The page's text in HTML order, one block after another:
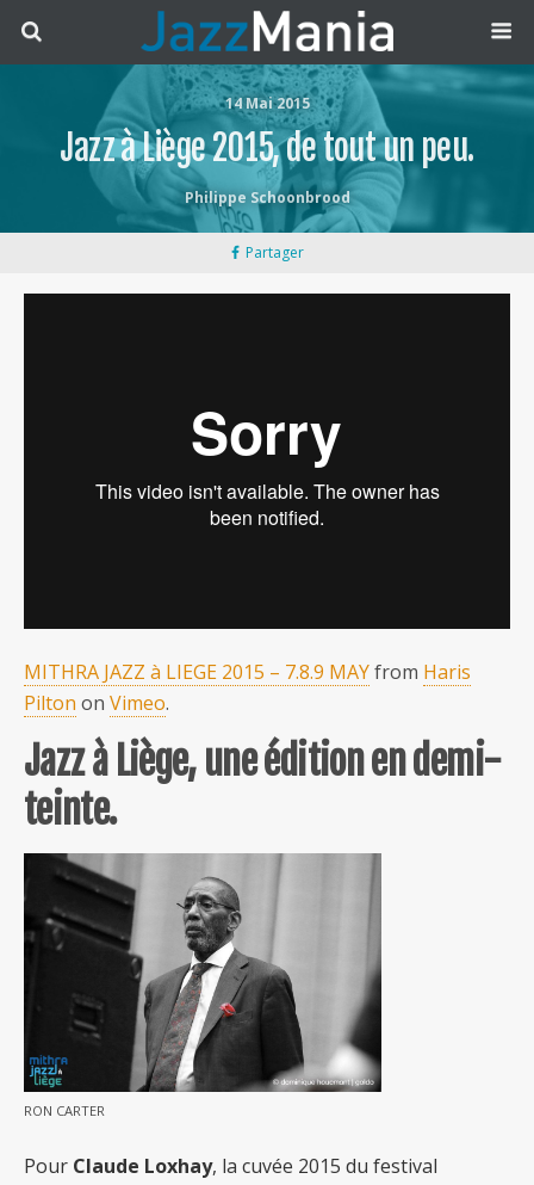
14 Mai 2015
Jazz à Liège 2015, de tout un peu.
Philippe Schoonbrood
Partager
MITHRA JAZZ à LIEGE 2015 – 7.8.9 MAYfrom Haris
Pilton on Vimeo.
Jazz à Liège, une édition en demi-
teinte.
RON CARTER
Pour Claude Loxhay, la cuvée 2015 du festival